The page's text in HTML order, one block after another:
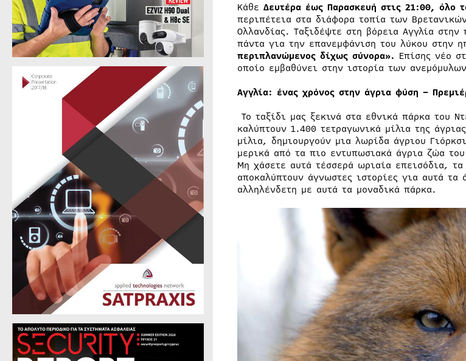
Κάθε Δευτέρα έως Παρασκευή στις 21:00, όλο
περιπέτεια στα διάφορα τοπία των
Ολλανδίας. Ταξιδέψτε στη βόρεια Αγγλία στην
πάντα για την επανεμφάνιση του λύκου στην
περιπλανώμενος δίχως σύνορα». Επίσης νέο
οποίο εμβαθύνει στην ιστορία των
Αγγλία: ένας χρόνος στην άγρια φύση –
Το ταξίδι μας ξεκινά στα εθνικά πάρκα του
καλύπτουν 1.400 τετραγωνικά μίλια της
μίλια, δημιουργούν μια λωρίδα άγριου
μερικά από τα πιο εντυπωσιακά άγρια ζώα
Μη χάσετε αυτά τέσσερά ωριαία επεισόδια,
αποκαλύπτουν άγνωστες ιστορίες για αυτά
αλληλένδετη με αυτά τα μοναδικά πάρκα.